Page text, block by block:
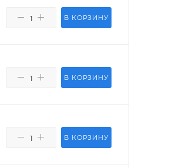
В КОРЗИНУ
В КОРЗИНУ
В КОРЗИНУ